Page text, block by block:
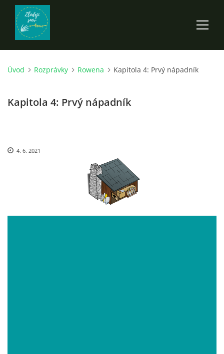
ÚVOD
ROZPRÁVKY
EGYRON: SIEDMY DEŇ - 3. DIEL
Úvod Rozprávky Rowena Kapitola 4: Prvý nápadník
Kapitola 4: Prvý nápadník
4. 6. 2021